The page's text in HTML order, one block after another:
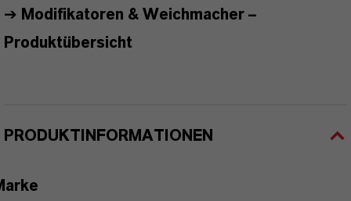
➔ Modifikatoren & Weichmacher –
Produktübersicht
PRODUKTINFORMATIONEN